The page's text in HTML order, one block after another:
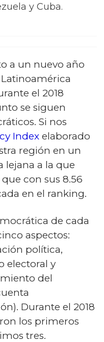
y Cuba.
a un nuevo año
el 2018
se siguen
Si nos
Index elaborado
región en un
lejana a la que
con sus 8.56
en el ranking.
de cada
aspectos:
política,
electoral y
del
Durante el 2018
los primeros
tres.